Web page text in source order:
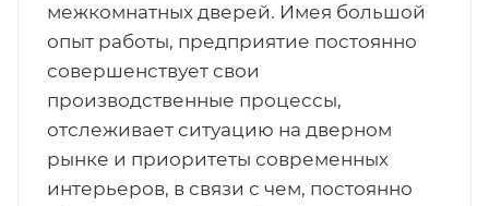
межкомнатных дверей. Имея большой
опыт работы, предприятие постоянно
совершенствует свои
производственные процессы,
отслеживает ситуацию на дверном
рынке и приоритеты современных
интерьеров, в связи с чем, постоянно